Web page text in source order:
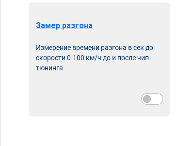
Замер разгона
Измерение времени разгона в сек до
скорости 0-100 км/ч до и после чип
тюнинга